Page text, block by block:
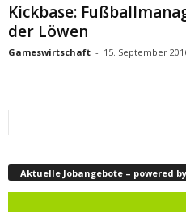
Kickbase:
der Löwen
Gameswirtschaft - 15. September
Aktuelle Jobangebote – powered